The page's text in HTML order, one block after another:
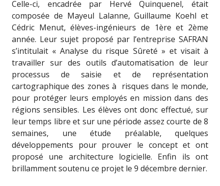
Celle-ci, encadrée par Hervé Quinquenel, était
composée de Mayeul Lalanne, Guillaume Koehl et
Cédric Menut, élèves-ingénieurs de 1ère et 2ème
année. Leur sujet proposé par l’entreprise SAFRAN
s’intitulait « Analyse du risque Sûreté » et visait à
travailler sur des outils d’automatisation de leur
processus de saisie et de représentation
cartographique des zones à risques dans le monde,
pour protéger leurs employés en mission dans des
régions sensibles. Les élèves ont donc effectué, sur
leur temps libre et sur une période assez courte de 8
semaines, une étude préalable, quelques
développements pour prouver le concept et ont
proposé une architecture logicielle. Enfin ils ont
brillamment soutenu ce projet le 9 décembre dernier.